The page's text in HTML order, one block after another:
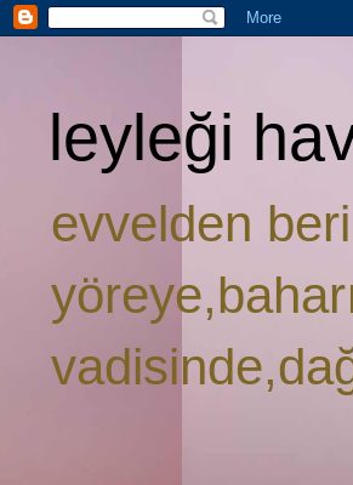
leyleği
evvelden